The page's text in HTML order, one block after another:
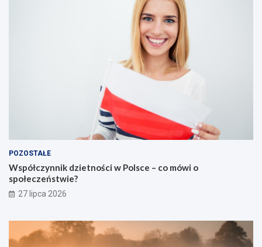
POZOSTAŁE
Współczynnik dzietności w Polsce – co mówi o
społeczeństwie?
27 lipca 2026